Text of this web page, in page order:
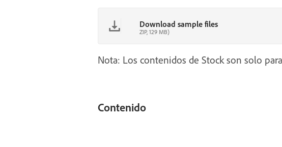
Download sample files
ZIP, 129 MB)
Nota: Los contenidos de Stock son solo
Contenido